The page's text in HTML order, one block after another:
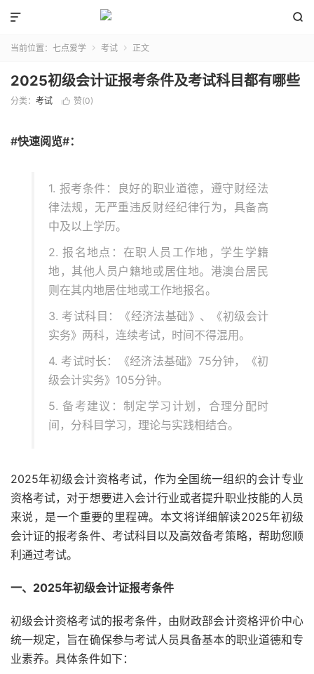


当前位置： 七点爱学  考试  正文
2025初级会计证报考条件及考试科目都有哪些
分类： 考试  赞(0)
#快速阅览#：
1. 报考条件：良好的职业道德，遵守财经法
律法规，无严重违反财经纪律行为，具备高
中及以上学历。
2. 报名地点：在职人员工作地，学生学籍
地，其他人员户籍地或居住地。港澳台居民
则在其内地居住地或工作地报名。
3. 考试科目：《经济法基础》、《初级会计
实务》两科，连续考试，时间不得混用。
4. 考试时长：《经济法基础》75分钟，《初
级会计实务》105分钟。
5. 备考建议：制定学习计划，合理分配时
间，分科目学习，理论与实践相结合。
2025年初级会计资格考试，作为全国统一组织的会计专业
资格考试，对于想要进入会计行业或者提升职业技能的人员
来说，是一个重要的里程碑。本文将详细解读2025年初级
会计证的报考条件、考试科目以及高效备考策略，帮助您顺
利通过考试。
一、2025年初级会计证报考条件
初级会计资格考试的报考条件，由财政部会计资格评价中心
统一规定，旨在确保参与考试人员具备基本的职业道德和专
业素养。具体条件如下：